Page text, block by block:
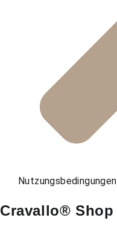
Nutzungsbedingungen
Cravallo® Shop